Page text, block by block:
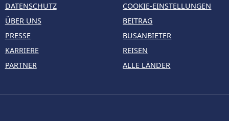
DATENSCHUTZ
ÜBER UNS
PRESSE
KARRIERE
PARTNER
COOKIE-EINSTELLUNGEN
BEITRAG
BUSANBIETER
REISEN
ALLE LÄNDER